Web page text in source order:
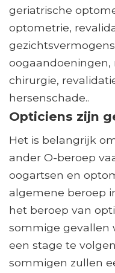
geriatrische
optometrie,
oogaandoeningen,
chirurgie,
hersenschade..
Opticiens zijn
Het is belangrijk
ander O-beroep
oogartsen en
algemene beroep
het beroep van
sommige gevallen
een stage te
sommigen zullen